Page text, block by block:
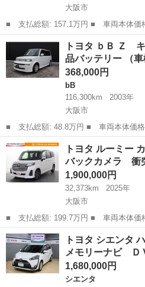
大阪市
■ 支払総額: 157.1万円 ■ 車両本体価格： 1,480,000 円 ■ メーカ
ー名： トヨタ ■ 車種名： ヤリス
ＯＴＡ認定中古車 当社下取りワンオ
ジックプ...
大阪 大阪市 トヨタ
トヨタ ｂＢ Ｚ
品バッテリー （車
368,000円
bB
116,300km
2003年
大阪市
■ 支払総額: 48.8万円 ■ 車両本体価格： 368,000 円 ■ メーカー
名： トヨタ ■ 車種名： ｂＢ ■
ナビ ＥＴＣ 新品バッテリー ■ 排
数： ...
大阪 大阪市 bB
トヨタ ルーミー
バックカメラ 衝
1,900,000円
32,373km
2025年
大阪市
■ 支払総額: 199.7万円 ■ 車両本体価格： 1,900,000 円 ■ メーカ
ー名： トヨタ ■ 車種名： ルーミ
Ｇ－Ｔ フルセグ バックカメラ 衝
両側電動...
大阪 大阪市 トヨタ
トヨタ シエンタ
メモリーナビ
1,680,000円
シエンタ